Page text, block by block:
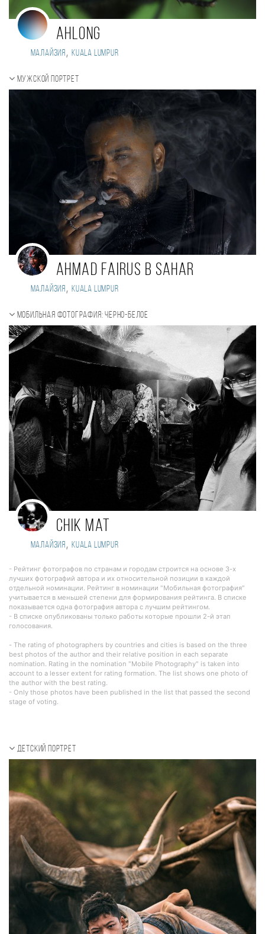
AHlong
Малайзия, Kuala Lumpur
Мужской портрет
ahmad fairus b sahar
Малайзия , Kuala Lumpur
Мобильная фотография: черно-белое
Chik Mat
Малайзия, Kuala Lumpur
- Рейтинг фотографов по странам и городам строится на основе 3-х
лучших фотографий автора и их относительной позиции в каждой
отдельной номинации. Рейтинг в номинации "Мобильная фотография"
учитывается в меньшей степени для формирования рейтинга. В списке
показывается одна фотография автора с лучшим рейтингом.
- В списке опубликованы только работы которые прошли 2-й этап
голосования.
- The rating of photographers by countries and cities is based on the three
best photos of the author and their relative position in each separate
nomination. Rating in the nomination "Mobile Photography" is taken into
account to a lesser extent for rating formation. The list shows one photo of
the author with the best rating.
- Only those photos have been published in the list that passed the second
stage of voting.
Детский портрет